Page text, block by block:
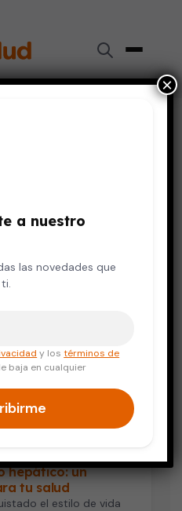
hepático: un
tu salud
el estilo de vida
a nuestro
las novedades que
y lostérminos de
baja en cualquier
×